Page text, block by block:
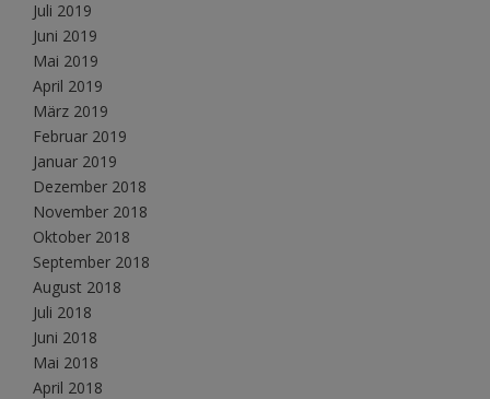
Juli 2019
Juni 2019
Mai 2019
April 2019
März 2019
Februar 2019
Januar 2019
Dezember 2018
November 2018
Oktober 2018
September 2018
August 2018
Juli 2018
Juni 2018
Mai 2018
April 2018